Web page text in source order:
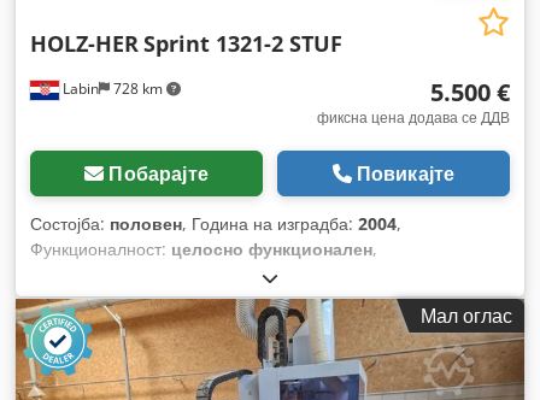
Labin 728 km
HOLZ-HERSprint 1321-2 STUF
5.500 €
фиксна цена додава се ДДВ
Побарајте Повикајте
Состојба: половен, Година на изградба: 2004,
Функционалност: целосно функционален,
Мал оглас